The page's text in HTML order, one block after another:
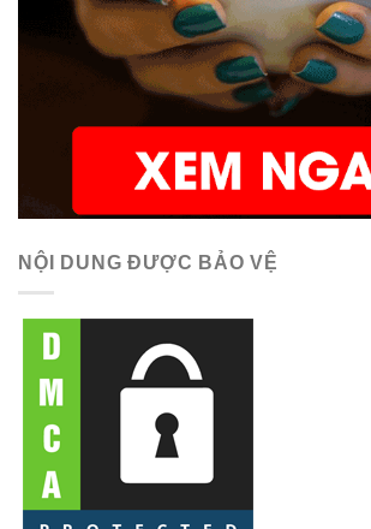
NỘI DUNG ĐƯỢC BẢO VỆ